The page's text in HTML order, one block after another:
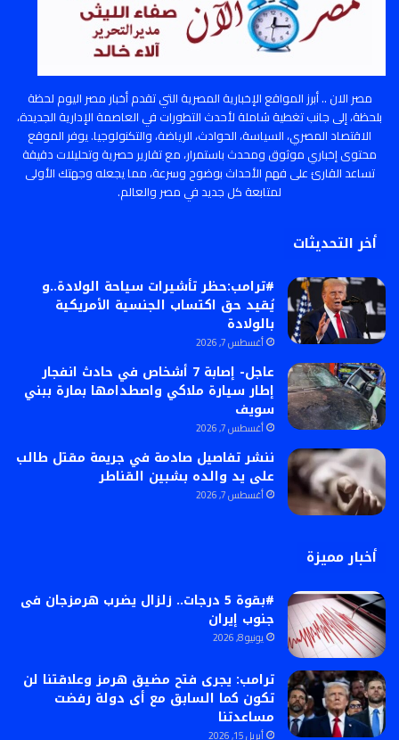
مصر الان .. أبرز المواقع الإخبارية المصرية التي تقدم أخبار مصر اليوم لحظة
بلحظة، إلى جانب تغطية شاملة لأحدث التطورات في العاصمة الإدارية الجديدة،
الاقتصاد المصري، السياسة، الحوادث، الرياضة، والتكنولوجيا. يوفر الموقع
محتوى إخباري موثوق ومحدث باستمرار، مع تقارير حصرية وتحليلات دقيقة
تساعد القارئ على فهم الأحداث بوضوح وسرعة، مما يجعله وجهتك الأولى
لمتابعة كل جديد في مصر والعالم.
أخر التحديثات
#ترامب:حظر تأشيرات سياحة الولادة..و
يُقيد حق اكتساب الجنسية الأمريكية
بالولادة
أغسطس 7, 2026
عاجل- إصابة 7 أشخاص في حادث انفجار
إطار سيارة ملاكي واصطدامها بمارة ببني
سويف
أغسطس 7, 2026
ننشر تفاصيل صادمة في جريمة مقتل طالب
على يد والده بشبين القناطر
أغسطس 7, 2026
أخبار مميزة
#بقوة 5 درجات.. زلزال يضرب هرمزجان فى
جنوب إيران
يونيو 8, 2026
ترامب: يجرى فتح مضيق هرمز وعلاقتنا لن
تكون كما السابق مع أى دولة رفضت
مساعدتنا
أبريل 15, 2026